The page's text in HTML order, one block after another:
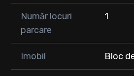
Număr locuri
parcare
1
Imobil Bloc